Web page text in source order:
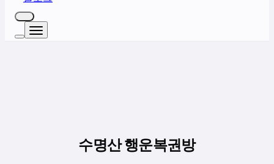
수명산 행운복권방